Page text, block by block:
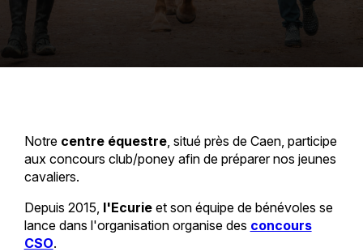
Notre centre équestre, situé près de Caen, participe
aux concours club/poney afin de préparer nos jeunes
cavaliers.
Depuis 2015, l'Ecurie et son équipe de bénévoles se
lance dans l'organisation organise des concours
CSO.